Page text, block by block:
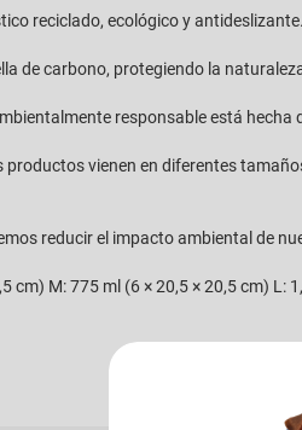
reciclado, ecológico y antideslizante.
de carbono, protegiendo la
responsable está
vienen en diferentes
reducir el impacto ambiental de
cm) M: 775 ml (6 × 20,5 × 20,5 cm) L: